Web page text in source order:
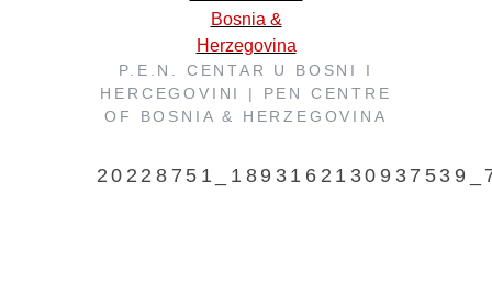
P.E.N. CENTAR U BOSNI I
HERCEGOVINI | PEN CENTRE
OF BOSNIA & HERZEGOVINA